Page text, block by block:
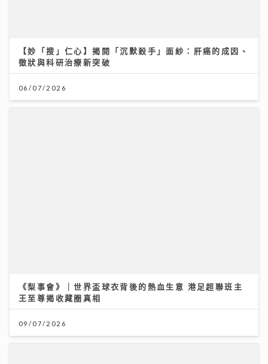
【妙「搜」仁心】揭開「沉默殺手」面紗：肝癌的成因、
徵狀與科研治療新突破
06/07/2026
《梨事會》｜世界盃球衣背後的熱血生意 港足超聯班主
王至尊揭收藏圈真相
09/07/2026